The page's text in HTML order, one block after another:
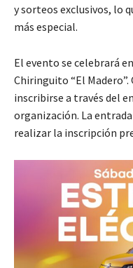
y sorteos exclusivos, lo
más especial.
El evento se celebrará
Chiringuito “El
inscribirse a través del
organización. La
realizar la inscripción